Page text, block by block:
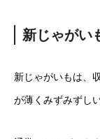
新じゃがい
新じゃがいもは、
が薄くみずみずし